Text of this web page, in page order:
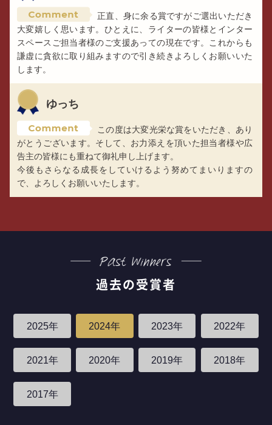
正直、身に余る賞ですがご選出いただき
大変嬉しく思います。ひとえに、ライターの皆様とインター
スペースご担当者様のご支援あっての現在です。これからも
謙虚に貪欲に取り組みますので引き続きよろしくお願いいた
します。
ゆっち
この度は大変光栄な賞をいただき、あり
がとうございます。そして、お力添えを頂いた担当者様や広
告主の皆様にも重ねて御礼申し上げます。
今後もさらなる成長をしていけるよう努めてまいりますの
で、よろしくお願いいたします。
過去の受賞者
2025年 2024年 2023年 2022年
2021年 2020年 2019年 2018年
2017年